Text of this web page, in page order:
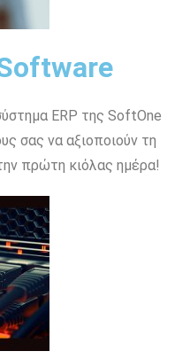
ERP της SoftOne
σας να αξιοποιούν τη
πρώτη κιόλας ημέρα!